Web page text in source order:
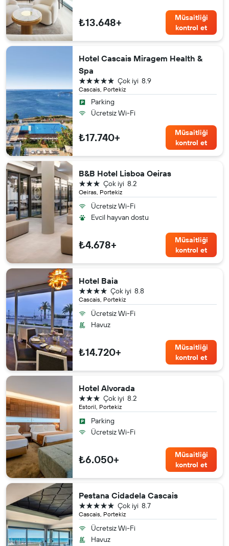
₺13.648+
Müsaitliği
kontrol et
Hotel Cascais Miragem Health &
Spa
Cascais, Portekiz
8.9
Çok iyi
5 yıldız
Parking
Ücretsiz Wi-Fi
₺17.740+
Müsaitliği
kontrol et
B&B Hotel Lisboa Oeiras
Oeiras, Portekiz
8.2
Çok iyi
3 yıldız
Ücretsiz Wi-Fi
Evcil hayvan dostu
₺4.678+
Müsaitliği
kontrol et
Hotel Baia
Cascais, Portekiz
8.8
Çok iyi
4 yıldız
Ücretsiz Wi-Fi
Havuz
₺14.720+
Müsaitliği
kontrol et
Hotel Alvorada
Estoril, Portekiz
8.2
Çok iyi
3 yıldız
Parking
Ücretsiz Wi-Fi
₺6.050+
Müsaitliği
kontrol et
Pestana Cidadela Cascais
Cascais, Portekiz
8.7
Çok iyi
5 yıldız
Ücretsiz Wi-Fi
Havuz